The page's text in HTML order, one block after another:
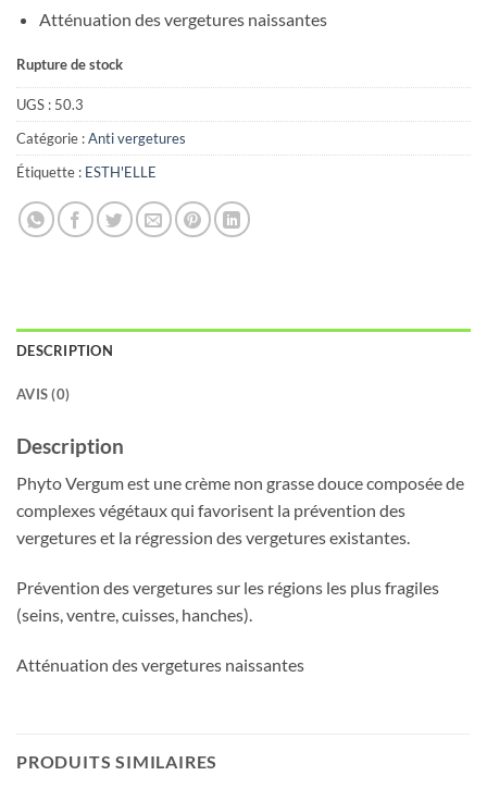
Atténuation des vergetures naissantes
Rupture de stock
UGS : 50.3
Catégorie :Anti vergetures
Étiquette : ESTH'ELLE
DESCRIPTION
AVIS (0)
Description
Phyto Vergum est une crème non grasse douce composée de
complexes végétaux qui favorisent la prévention des
vergetures et la régression des vergetures existantes.
Prévention des vergetures sur les régions les plus fragiles
(seins, ventre, cuisses, hanches).
Atténuation des vergetures naissantes
PRODUITS SIMILAIRES